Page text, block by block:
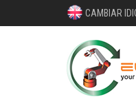
CAMBIAR